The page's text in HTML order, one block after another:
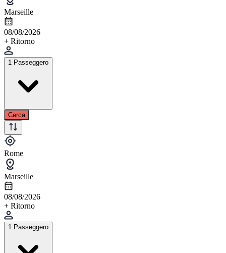
Marseille
08/08/2026
+ Ritorno
1 Passeggero
Cerca
Rome
Marseille
08/08/2026
+ Ritorno
1 Passeggero